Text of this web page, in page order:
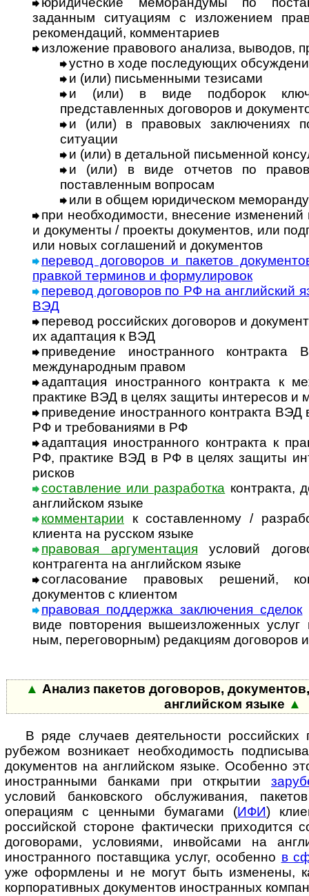
заданным ситуациям с изложением
рекомендаций, комментариев
изложение правового анализа, выводов,
устно в ходе последующих
и (или) письменными тезисами
и (или) в виде подборок
представленных договоров и
и (или) в правовых заключениях
ситуации
и (или) в детальной письменной
и (или) в виде отчетов по
поставленным вопросам
или в общем юридическом
при необходимости, внесение
и документы / проекты документов, или
или новых соглашений и документов
перевод договоров и пакетов
правкой терминов и формулировок
перевод договоров по РФ на английский
ВЭД
перевод российских договоров и
их адаптация к ВЭД
приведение иностранного
международным правом
адаптация иностранного контракта к
практике ВЭД в целях защиты интересов и
приведение иностранного контракта ВЭД
РФ и требованиями в РФ
адаптация иностранного контракта к
РФ, практике ВЭД в РФ в целях защиты
рисков
составление или разработка контракта,
английском языке
комментарии к составленному /
клиента на русском языке
правовая аргументация условий
контрагента на английском языке
согласование правовых решений,
документов с клиентом
правовая поддержка заключения сделок
виде повторения вышеизложенных
ным, переговорным) редакциям договоров
▲ Анализ пакетов договоров,
английском языке ▲
В ряде случаев деятельности
рубежом возникает необходимость
документов на английском языке. Особенно
иностранными банками при открытии
условий банковского обслуживания,
операциям с ценными бумагами (ИФИ)
российской стороне фактически приходится
договорами, условиями, инвойсами на
иностранного поставщика услуг, особенно в
уже оформлены и не могут быть изменены,
корпоративных документов иностранных